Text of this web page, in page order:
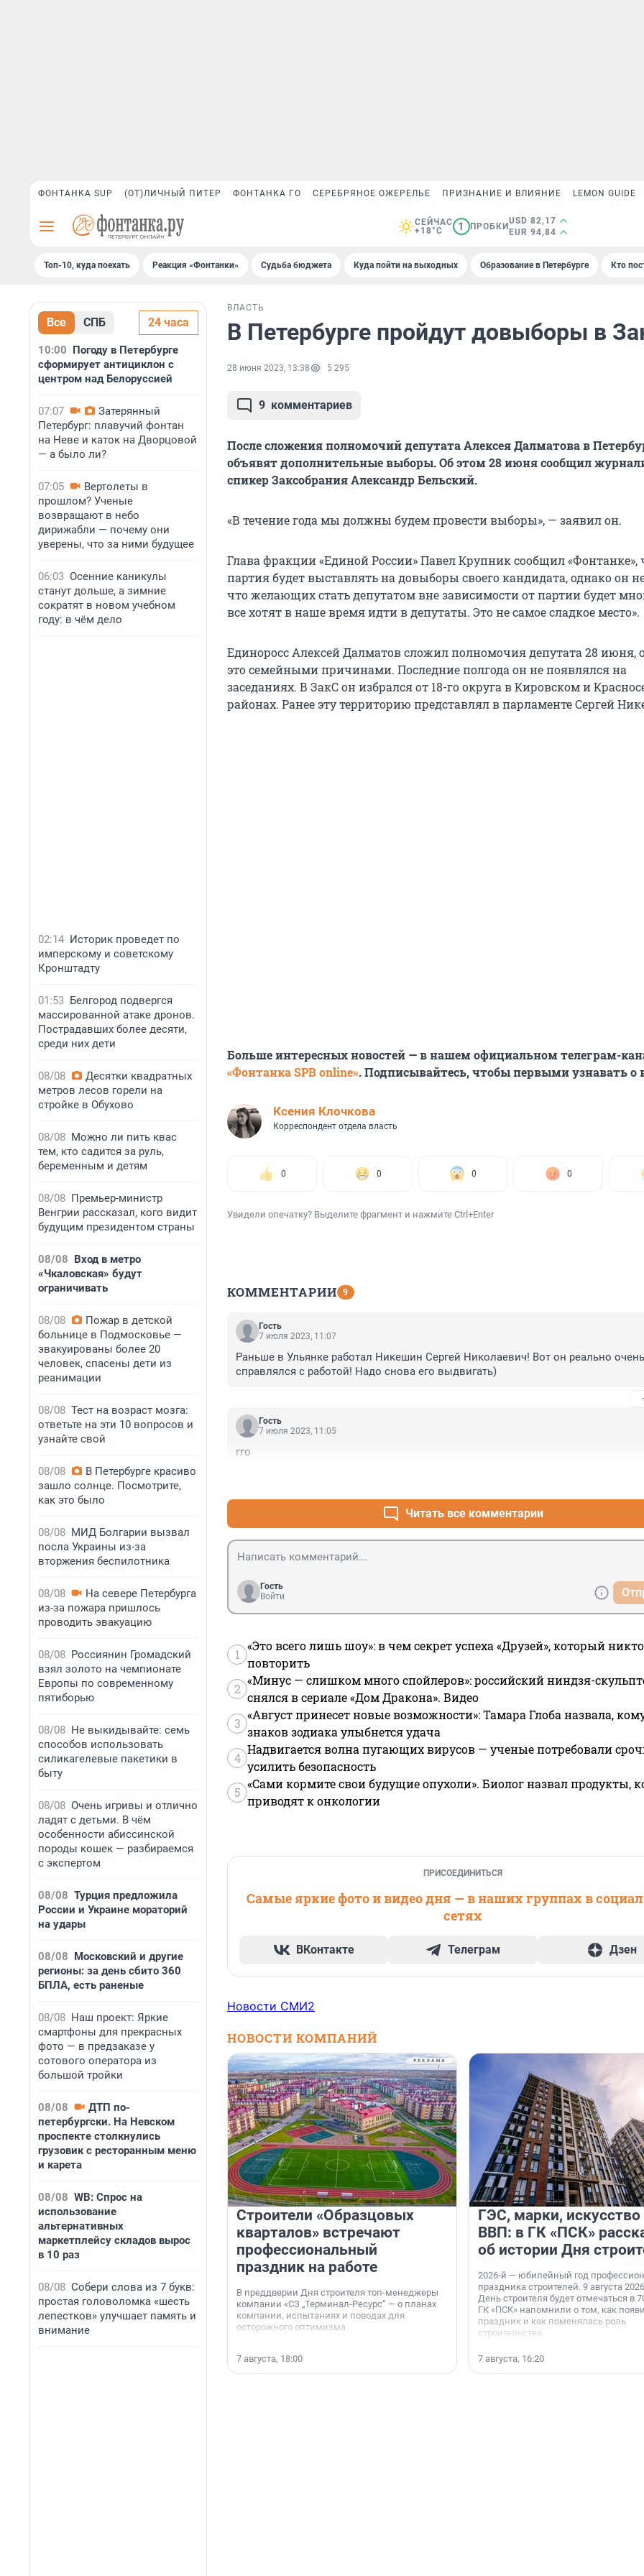
ФОНТАНКА SUP (ОТ)ЛИЧНЫЙ ПИТЕР ФОНТАНКА ГО СЕРЕБРЯНОЕ ОЖЕРЕЛЬЕ ПРИЗНАНИЕ И ВЛИЯНИЕ LEMON GUIDE
СЕЙЧАС
+18°C
1 ПРОБКИ
USD 82,17
EUR 94,84
Топ-10, куда поехать Реакция «Фонтанки» Судьба бюджета Куда пойти на выходных Образование в Петербурге Кто
Все СПБ 24 часа
10:00 Погоду в Петербурге
сформирует антициклон с
центром над Белоруссией
07:07
Затерянный
Петербург: плавучий фонтан
на Неве и каток на Дворцовой
— а было ли?
07:05
Вертолеты в
прошлом? Ученые
возвращают в небо
дирижабли — почему они
уверены, что за ними будущее
06:03 Осенние каникулы
станут дольше, а зимние
сократят в новом учебном
году: в чём дело
02:14 Историк проведет по
имперскому и советскому
Кронштадту
01:53 Белгород подвергся
массированной атаке дронов.
Пострадавших более десяти,
среди них дети
08/08
Десятки квадратных
метров лесов горели на
стройке в Обухово
08/08 Можно ли пить квас
тем, кто садится за руль,
беременным и детям
08/08 Премьер-министр
Венгрии рассказал, кого видит
будущим президентом страны
08/08 Вход в метро
«Чкаловская» будут
ограничивать
08/08
Пожар в детской
больнице в Подмосковье —
эвакуированы более 20
человек, спасены дети из
реанимации
08/08 Тест на возраст мозга:
ответьте на эти 10 вопросов и
узнайте свой
08/08
В Петербурге красиво
зашло солнце. Посмотрите,
как это было
08/08 МИД Болгарии вызвал
посла Украины из-за
вторжения беспилотника
08/08
На севере Петербурга
из-за пожара пришлось
проводить эвакуацию
08/08 Россиянин Громадский
взял золото на чемпионате
Европы по современному
пятиборью
08/08 Не выкидывайте: семь
способов использовать
силикагелевые пакетики в
быту
08/08 Очень игривы и отлично
ладят с детьми. В чём
особенности абиссинской
породы кошек — разбираемся
с экспертом
08/08 Турция предложила
России и Украине мораторий
на удары
08/08 Московский и другие
регионы: за день сбито 360
БПЛА, есть раненые
08/08 Наш проект: Яркие
смартфоны для прекрасных
фото — в предзаказе у
сотового оператора из
большой тройки
08/08
ДТП по-
петербургски. На Невском
проспекте столкнулись
грузовик с ресторанным меню
и карета
08/08 WB: Спрос на
использование
альтернативных
маркетплейсу складов вырос
в 10 раз
08/08 Собери слова из 7 букв:
простая головоломка «шесть
лепестков» улучшает память и
внимание
ВЛАСТЬ
В Петербурге пройдут довыборы в
28 июня 2023, 13:38 5 295
9 комментариев
После сложения полномочий депутата Алексея Далматова в
объявят дополнительные выборы. Об этом 28 июня сообщил
спикер Заксобрания Александр Бельский.
«В течение года мы должны будем провести выборы», — заявил он.
Глава фракции «Единой России» Павел Крупник сообщил «Фонтанке»,
партия будет выставлять на довыборы своего кандидата, однако он
что желающих стать депутатом вне зависимости от партии будет
все хотят в наше время идти в депутаты. Это не самое сладкое место».
Единоросс Алексей Далматов сложил полномочия депутата 28 июня,
это семейными причинами. Последние полгода он не появлялся на
заседаниях. В ЗакС он избрался от 18-го округа в Кировском и
районах. Ранее эту территорию представлял в парламенте Сергей
Больше интересных новостей — в нашем официальном телеграм-
«Фонтанка SPB online». Подписывайтесь, чтобы первыми узнавать о
Ксения Клочкова
Корреспондент отдела власть
0 0 0 0
Увидели опечатку? Выделите фрагмент и нажмите Ctrl+Enter
КОММЕНТАРИИ 9
Гость
7 июля 2023, 11:07
Раньше в Ульянке работал Никешин Сергей Николаевич! Вот он реально
справлялся с работой! Надо снова его выдвигать)
Гость
7 июля 2023, 11:05
гго
Читать все комментарии
Гость
Войти
1
«Это всего лишь шоу»: в чем секрет успеха «Друзей», который
повторить
2
«Минус — слишком много спойлеров»: российский ниндзя-
снялся в сериале «Дом Дракона». Видео
3
«Август принесет новые возможности»: Тамара Глоба назвала,
знаков зодиака улыбнется удача
4
Надвигается волна пугающих вирусов — ученые потребовали
усилить безопасность
5
«Сами кормите свои будущие опухоли». Биолог назвал продукты,
приводят к онкологии
ПРИСОЕДИНИТЬСЯ
Самые яркие фото и видео дня — в наших группах в
сетях
ВКонтакте Телеграм Дзен
Новости СМИ2
НОВОСТИ КОМПАНИЙ
Строители «Образцовых
кварталов» встречают
профессиональный
праздник на работе
В преддверии Дня строителя топ-менеджеры
компании «СЗ „Терминал-Ресурс“ — о планах
компании, испытаниях и поводах для
осторожного оптимизма.
7 августа, 18:00
ГЭС, марки, искусство
ВВП: в ГК «ПСК»
об истории Дня
2026-й — юбилейный год
праздника строителей. 9 августа
День строителя будет отмечаться в
ГК «ПСК» напомнили о том, как
праздник и как поменялась роль
строительства.
7 августа, 16:20